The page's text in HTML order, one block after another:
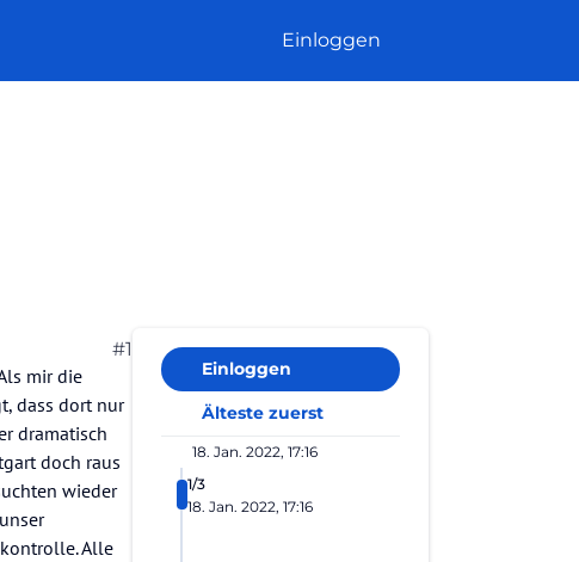
Einloggen
#1
mir die
dass dort nur
dramatisch
doch raus
wieder
Alle
Einloggen
Älteste zuerst
18. Jan. 2022, 17:16
1/3
18. Jan. 2022, 17:16